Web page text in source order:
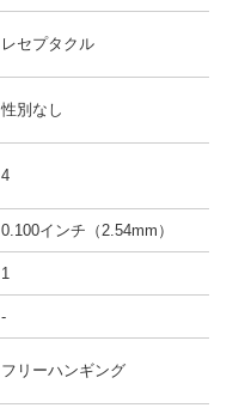
レセプタクル
性別なし
4
0.100インチ（2.54mm）
1
-
フリーハンギング